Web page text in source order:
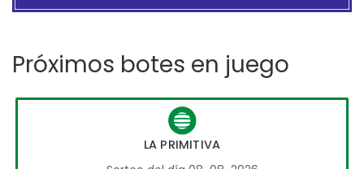
Próximos botes en juego
LA PRIMITIVA